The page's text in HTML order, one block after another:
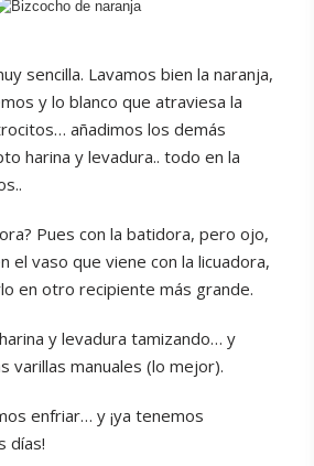
sencilla. Lavamos bien la naranja,
y lo blanco que atraviesa la
añadimos los demás
harina y levadura.. todo en la
Pues con la batidora, pero ojo,
el vaso que viene con la licuadora,
en otro recipiente más grande.
y levadura tamizando… y
varillas manuales (lo mejor).
enfriar… y ¡ya tenemos
días!